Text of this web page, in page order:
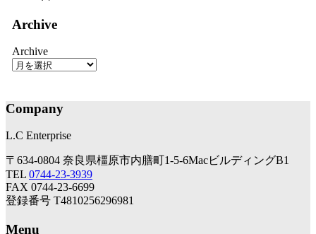
Archive
Archive
Company
L.C Enterprise
〒634-0804 奈良県橿原市内膳町1-5-6MacビルディングB1
TEL 0744-23-3939
FAX 0744-23-6699
登録番号 T4810256296981
Menu